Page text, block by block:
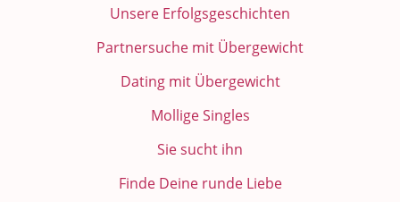
Unsere Erfolgsgeschichten
Partnersuche mit Übergewicht
Dating mit Übergewicht
Mollige Singles
Sie sucht ihn
Finde Deine runde Liebe